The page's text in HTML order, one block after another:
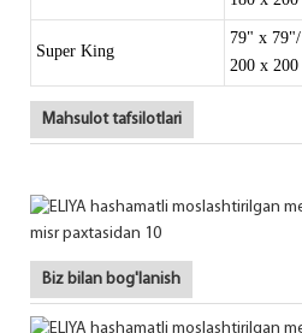
Super King
79" x 79"/
200 x 200
Mahsulot tafsilotlari
Biz bilan bog'lanish